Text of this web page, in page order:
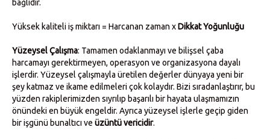
bağlıdır.
Yüksek kaliteli iş miktarı = Harcanan zaman xDikkat Yoğunluğu
Yüzeysel Çalışma: Tamamen odaklanmayı ve bilişsel çaba
harcamayı gerektirmeyen, operasyon ve organizasyona dayalı
işlerdir. Yüzeysel çalışmayla üretilen değerler dünyaya yeni bir
şey katmaz ve ikame edilmeleri çok kolaydır. Bizi sıradanlaştırır, bu
yüzden rakiplerimizden sıyrılıp başarılı bir hayata ulaşmamızın
önündeki en büyük engeldir. Ayrıca yüzeysel işlerle geçip giden
bir işgünü bunaltıcı veüzüntü vericidir.